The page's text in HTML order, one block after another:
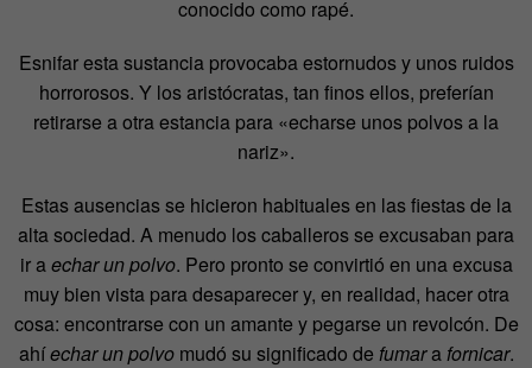
conocido como rapé.
Esnifar esta sustancia provocaba estornudos y unos ruidos
horrorosos. Y los aristócratas, tan finos ellos, preferían
retirarse a otra estancia para «echarse unos polvos a la
nariz».
Estas ausencias se hicieron habituales en las fiestas de la
alta sociedad. A menudo los caballeros se excusaban para
ir aechar un polvo. Pero pronto se convirtió en una excusa
muy bien vista para desaparecer y, en realidad, hacer otra
cosa: encontrarse con un amante y pegarse un revolcón. De
ahíechar un polvomudó su significado de fumarafornicar.